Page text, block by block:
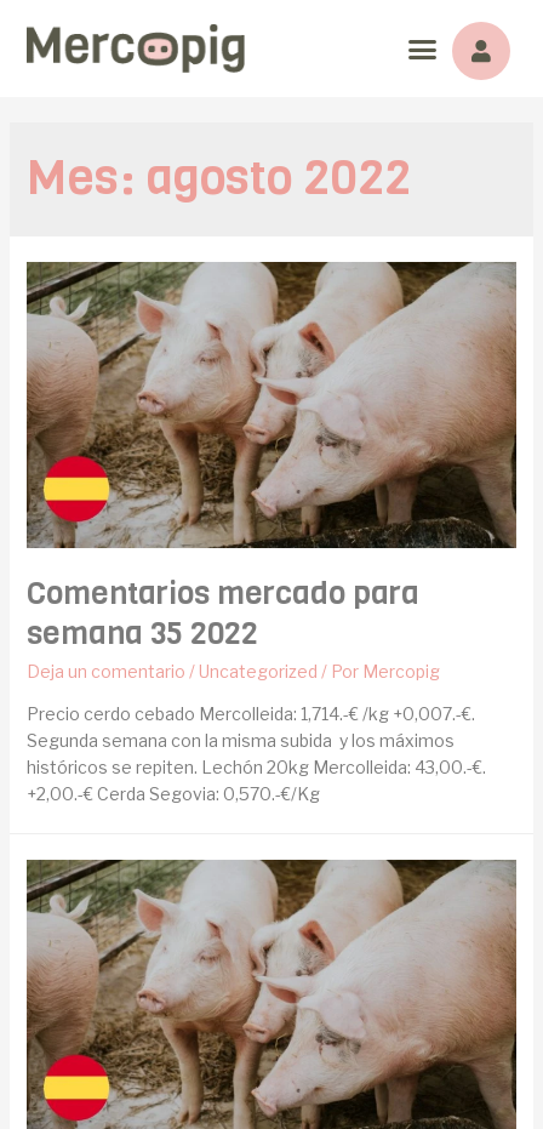
Mes: agosto 2022
Comentarios mercado para
semana 35 2022
Deja un comentario / Uncategorized / Por Mercopig
Precio cerdo cebado Mercolleida: 1,714.-€ /kg +0,007.-€.
Segunda semana con la misma subida y los máximos
históricos se repiten. Lechón 20kg Mercolleida: 43,00.-€.
+2,00.-€ Cerda Segovia: 0,570.-€/Kg